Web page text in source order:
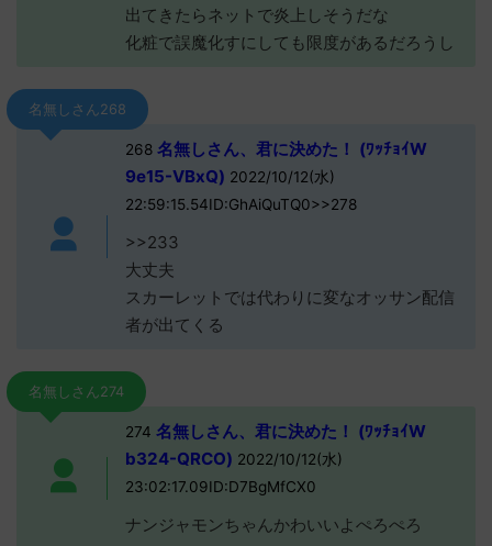
出てきたらネットで炎上しそうだな
化粧で誤魔化すにしても限度があるだろうし
名無しさん268
268名無しさん、君に決めた！ (ﾜｯﾁｮｲW
9e15-VBxQ) 2022/10/12(水)
22:59:15.54ID:GhAiQuTQ0>>278
>>233
大丈夫
スカーレットでは代わりに変なオッサン配信
者が出てくる
名無しさん274
274 名無しさん、君に決めた！ (ﾜｯﾁｮｲW
b324-QRCO) 2022/10/12(水)
23:02:17.09ID:D7BgMfCX0
ナンジャモンちゃんかわいいよぺろぺろ